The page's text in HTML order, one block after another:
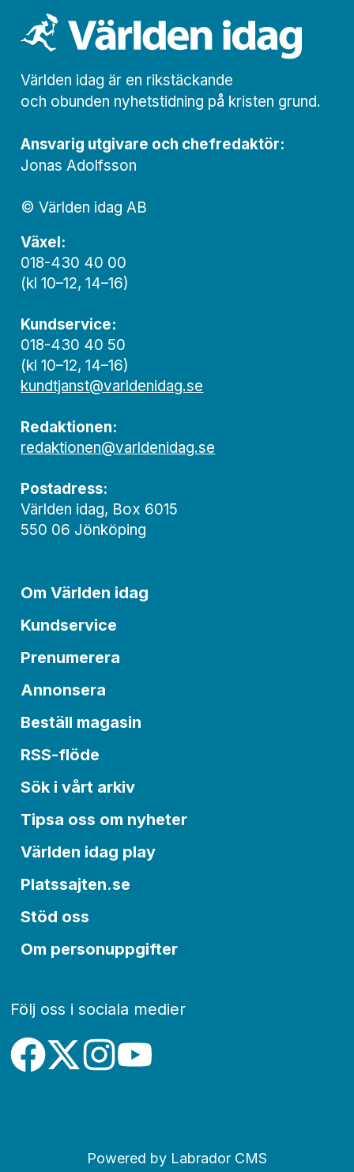
Världen idag är en rikstäckande
och obunden nyhets­­­tidning på kristen grund.
Ansvarig utgivare och chef­redaktör:
Jonas Adolfsson
© Världen idag AB
Växel:
018-430 40 00
(kl 10–12, 14–16)
Kundservice:
018-430 40 50
(kl 10–12, 14–16)
kundtjanst@varldenidag.se
Redaktionen:
redaktionen@varldenidag.se
Postadress:
Världen idag, Box 6015
550 06 Jönköping
Om Världen idag
Kundservice
Prenumerera
Annonsera
Beställ magasin
RSS-flöde
Sök i vårt arkiv
Tipsa oss om nyheter
Världen idag play
Platssajten.se
Stöd oss
Om personuppgifter
Följ oss i sociala medier
Powered by Labrador CMS